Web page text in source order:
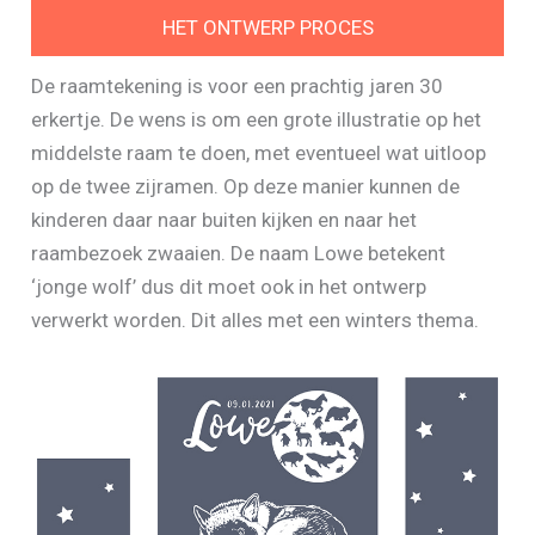
HET ONTWERP PROCES
De raamtekening is voor een prachtig jaren 30
erkertje. De wens is om een grote illustratie op het
middelste raam te doen, met eventueel wat uitloop
op de twee zijramen. Op deze manier kunnen de
kinderen daar naar buiten kijken en naar het
raambezoek zwaaien. De naam Lowe betekent
‘jonge wolf’ dus dit moet ook in het ontwerp
verwerkt worden. Dit alles met een winters thema.